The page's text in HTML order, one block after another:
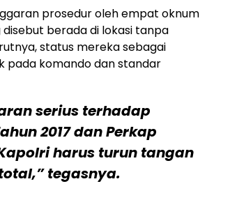
prosedur oleh empat oknum
berada di lokasi tanpa
status mereka sebagai
pada komando dan standar
serius terhadap
2017 dan Perkap
harus turun tangan
tegasnya.